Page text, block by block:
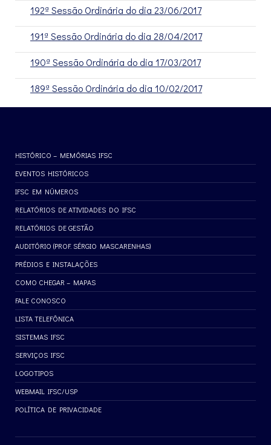
192ª Sessão Ordinária do dia 23/06/2017
191ª Sessão Ordinária do dia 28/04/2017
190ª Sessão Ordinária do dia 17/03/2017
189ª Sessão Ordinária do dia 10/02/2017
HISTÓRICO – MEMÓRIAS IFSC
EVENTOS HISTÓRICOS
IFSC EM NÚMEROS
RELATÓRIOS DE ATIVIDADES DO IFSC
RELATÓRIOS DE GESTÃO
AUDITÓRIO (PROF. SÉRGIO MASCARENHAS)
PRÉDIOS E INSTALAÇÕES
COMO CHEGAR – MAPAS
FALE CONOSCO
LISTA TELEFÔNICA
SISTEMAS IFSC
SERVIÇOS IFSC
LOGOTIPOS
WEBMAIL IFSC/USP
POLÍTICA DE PRIVACIDADE